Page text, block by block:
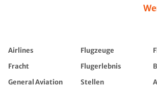
Airlines Flugzeuge
Fracht
Flugerlebnis
General Aviation
Stellen